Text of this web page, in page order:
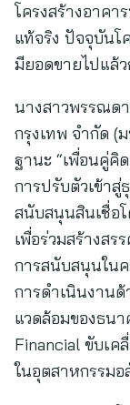
โครงสร้างอาคา
แท้จริง ปัจจุบันโ
มียอดขายไปแล้ว
นางสาวพรรณด
กรุงเทพ จำกัด (
ฐานะ “เพื่อนคู่คิ
การปรับตัวเข้าสู่
สนับสนุนสินเชื่อโ
เพื่อร่วมสร้างส
การสนับสนุนใน
การดำเนินงาน
แวดล้อมของธน
Financial ขับเค
ในอุตสาหกรรม